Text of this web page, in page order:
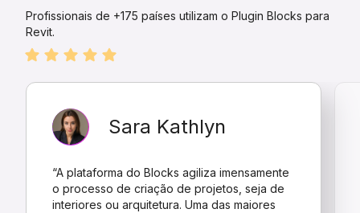
Profissionais de +175 países utilizam o Plugin Blocks para
Revit.
Sara Kathlyn
“A plataforma do Blocks agiliza imensamente
o processo de criação de projetos, seja de
interiores ou arquitetura. Uma das maiores